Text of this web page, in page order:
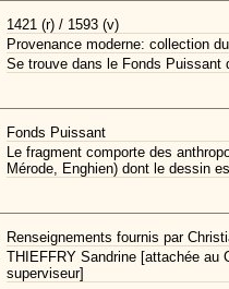
1421 (r) / 1593 (v)
Provenance moderne: collection
Se trouve dans le Fonds Puissant
Fonds Puissant
Le fragment comporte des
Mérode, Enghien) dont le dessin
Renseignements fournis par
THIEFFRY Sandrine [attachée au
superviseur]